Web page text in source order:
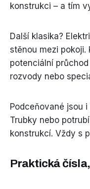
konstrukci – a tím
Další klasika?
stěnou mezi pokoji.
potenciální
rozvody nebo
Podceňované jsou
Trubky nebo
konstrukcí. Vždy s
Praktická